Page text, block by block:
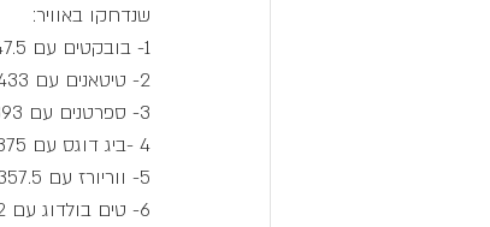
שנדחקו באוויר:
1- בובקטים עם 447.5 ק"ג
2- טיטאנים עם 433 ק"ג
3- ספרטנים עם 393 ק"ג
4 -ביג דוגס עם 375 ק"ג
5- ווריורז עם 357.5 ק"ג
6- טים בולדוג עם 352 ק"ג